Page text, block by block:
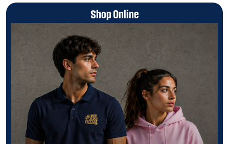
Shop Online